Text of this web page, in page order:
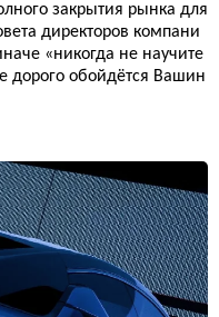
закрытия рынка для
директоров компани
«никогда не научите
дорого обойдётся Вашин